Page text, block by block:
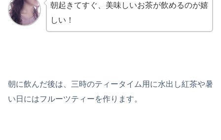
朝起きてすぐ、美味しいお茶が飲めるのが嬉
しい！
朝に飲んだ後は、三時のティータイム用に水出し紅茶や暑
い日にはフルーツティーを作ります。